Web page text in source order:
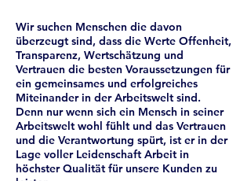
Wir suchen Menschen die davon
überzeugt sind, dass die Werte Offenheit,
Transparenz, Wertschätzung und
Vertrauen die besten Voraussetzungen für
ein gemeinsames und erfolgreiches
Miteinander in der Arbeitswelt sind.
Denn nur wenn sich ein Mensch in seiner
Arbeitswelt wohl fühlt und das Vertrauen
und die Verantwortung spürt, ist er in der
Lage voller Leidenschaft Arbeit in
höchster Qualität für unsere Kunden zu